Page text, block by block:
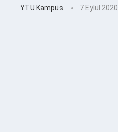
YTÜ Kampüs 7 Eylül 2020